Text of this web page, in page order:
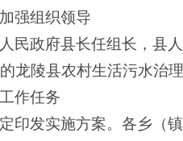
加强组织领导
民政府县长任组长，县
龙陵县农村生活污水治
工作任务
印发实施方案。各乡（